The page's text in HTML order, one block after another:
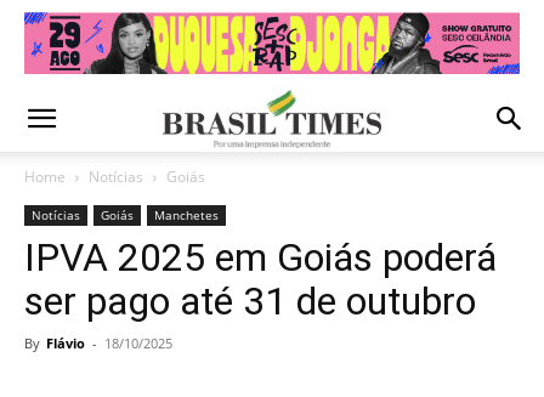
Home Notícias Goiás
Notícias Goiás Manchetes
IPVA 2025 em Goiás poderá
ser pago até 31 de outubro
By Flávio - 18/10/2025